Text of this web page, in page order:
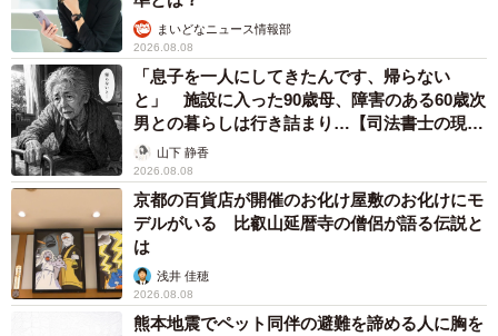
まいどなニュース情報部
2026.08.08
「息子を一人にしてきたんです、帰らない
と」 施設に入った90歳母、障害のある60歳次
男との暮らしは行き詰まり…【司法書士の現場
から】山下 静香
2026.08.08
京都の百貨店が開催のお化け屋敷のお化けにモ
デルがいる 比叡山延暦寺の僧侶が語る伝説と
は
浅井 佳穂
2026.08.08
熊本地震でペット同伴の避難を諦める人に胸を